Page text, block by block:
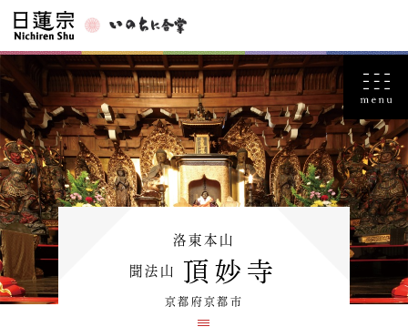
洛東本山
聞法山 頂妙寺
京都府京都市